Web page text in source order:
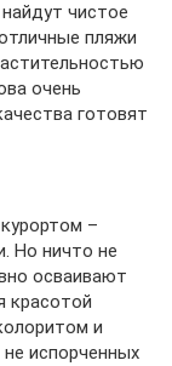
чистое
пляжи
очень
готовят
–
Но ничто не
осваивают
красотой
и
испорченных